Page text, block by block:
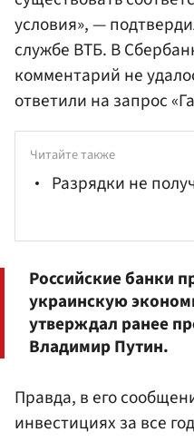
условия», —
службе ВТБ. В
комментарий не
ответили на запрос
Читайте также
Разрядки не
Российские банки
украинскую
утверждал ранее
Владимир Путин.
Правда, в его
инвестициях за все